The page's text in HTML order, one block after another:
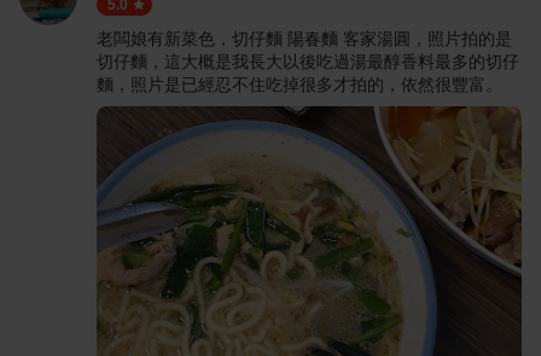
5.0
老闆娘有新菜色，切仔麵 陽春麵 客家湯圓，照片拍的是
切仔麵，這大概是我長大以後吃過湯最醇香料最多的切仔
麵，照片是已經忍不住吃掉很多才拍的，依然很豐富。